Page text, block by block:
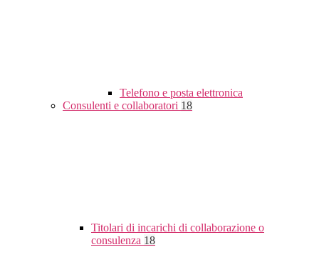
Telefono e posta elettronica
Consulenti e collaboratori 18
Titolari di incarichi di collaborazione o
consulenza 18